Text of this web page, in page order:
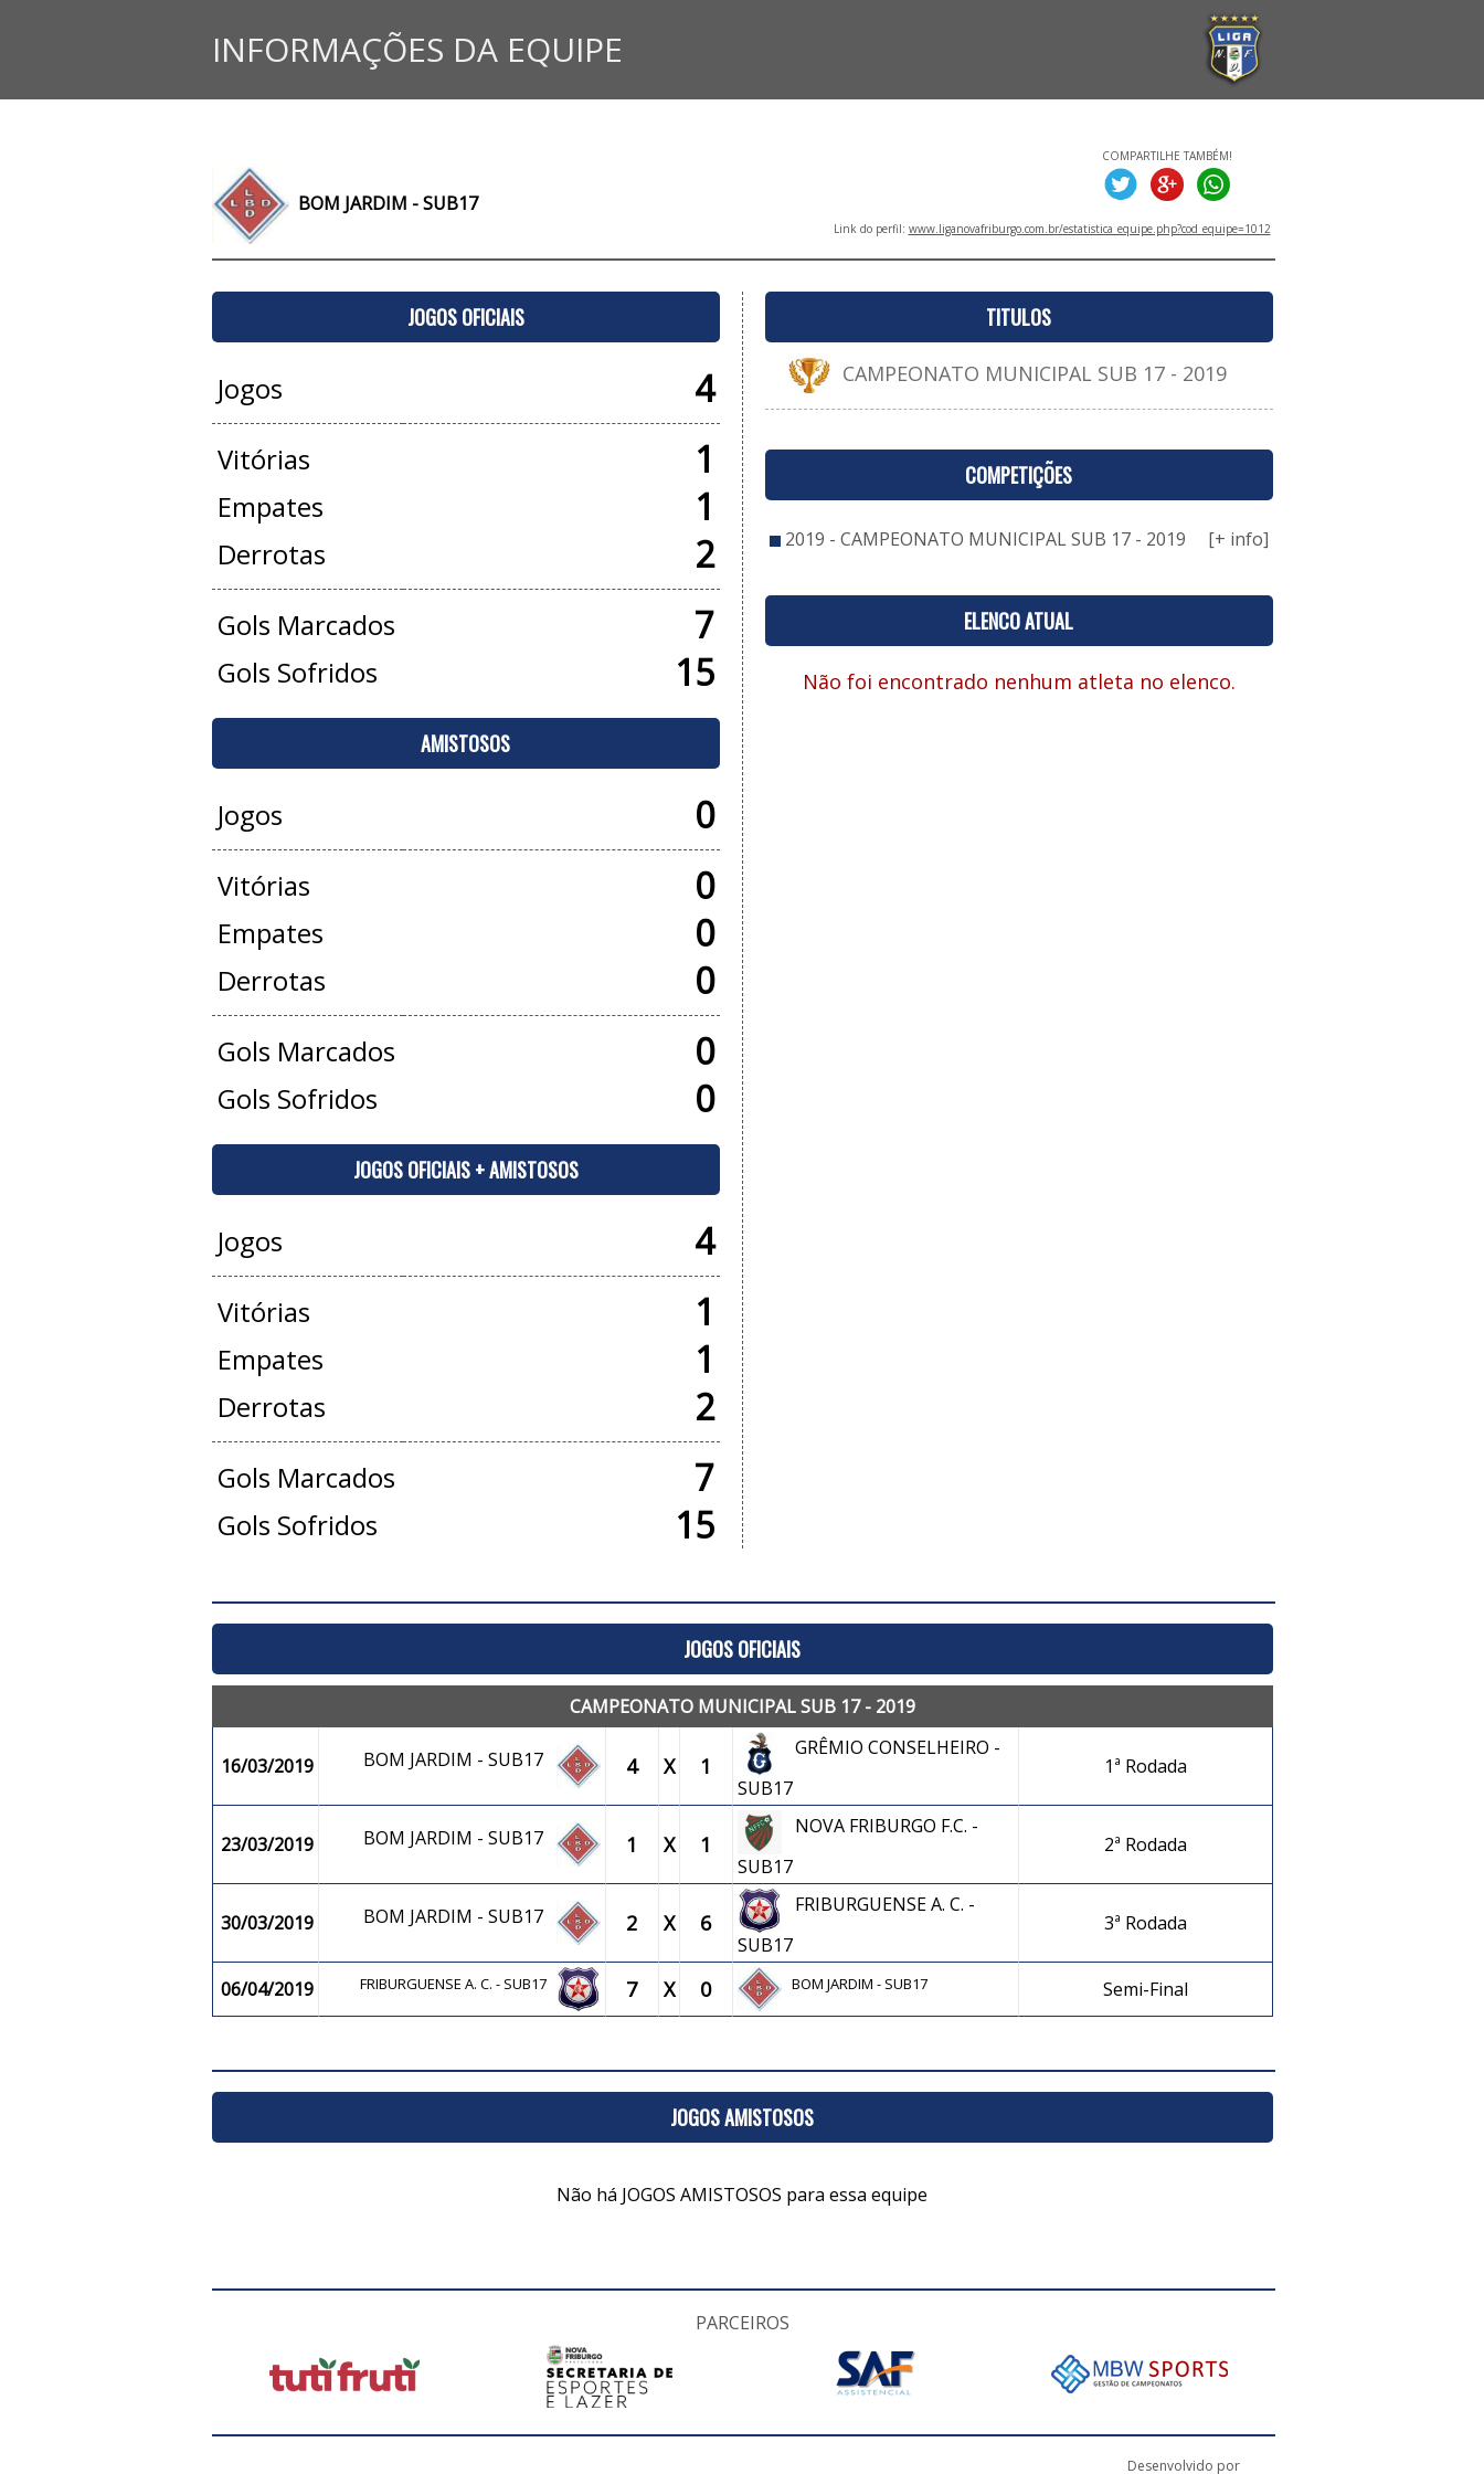
INFORMAÇÕES DA EQUIPE
BOM JARDIM - SUB17
COMPARTILHE TAMBÉM!
Link do perfil: www.liganovafriburgo.com.br/estatistica_equipe.php?cod_equipe=1012
JOGOS OFICIAIS
Jogos 4
Vitórias 1
Empates 1
Derrotas 2
Gols Marcados 7
Gols Sofridos 15
AMISTOSOS
Jogos 0
Vitórias 0
Empates 0
Derrotas 0
Gols Marcados 0
Gols Sofridos 0
JOGOS OFICIAIS + AMISTOSOS
Jogos 4
Vitórias 1
Empates 1
Derrotas 2
Gols Marcados 7
Gols Sofridos 15
TITULOS
CAMPEONATO MUNICIPAL SUB 17 - 2019
COMPETIÇÕES
2019 - CAMPEONATO MUNICIPAL SUB 17 - 2019 [+ info]
ELENCO ATUAL
Não foi encontrado nenhum atleta no elenco.
JOGOS OFICIAIS
CAMPEONATO MUNICIPAL SUB 17 - 2019
16/03/2019 BOM JARDIM - SUB17 4 X 1
GRÊMIO CONSELHEIRO -
SUB17
1ª Rodada
23/03/2019 BOM JARDIM - SUB17 1 X 1
NOVA FRIBURGO F.C. -
SUB17
2ª Rodada
30/03/2019 BOM JARDIM - SUB17 2 X 6
FRIBURGUENSE A. C. -
SUB17
3ª Rodada
06/04/2019 FRIBURGUENSE A. C. - SUB17 7 X 0 BOM JARDIM - SUB17 Semi-Final
JOGOS AMISTOSOS
Não há JOGOS AMISTOSOS para essa equipe
PARCEIROS
Desenvolvido por